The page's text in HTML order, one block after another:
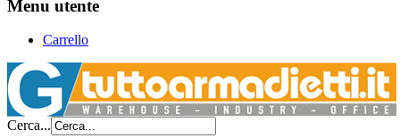
Menu utente
Carrello
Cerca...